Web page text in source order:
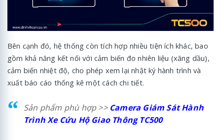
Bên cạnh đó, hệ thống còn tích hợp nhiều tiện ích khác, bao
gồm khả năng kết nối với cảm biến đo nhiên liệu (xăng dầu),
cảm biến nhiệt độ, cho phép xem lại nhật ký hành trình và
xuất báo cáo thống kê một cách chi tiết.
Sản phẩm phù hợp >> Camera Giám Sát Hành
Trình Xe Cứu Hộ Giao Thông TC500